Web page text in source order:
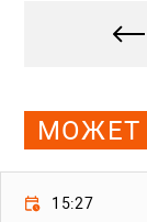
МОЖЕТ
15:27